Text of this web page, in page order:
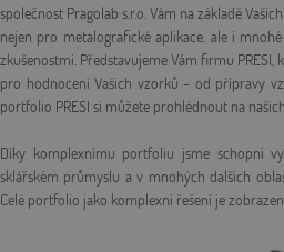
společnost Pragolab s.r.o. Vám na základě
nejen pro metalografické aplikace, ale i
zkušenostmi. Představujeme Vám firmu
pro hodnocení Vašich vzorků - od přípravy
portfolio PRESI si můžete prohlédnout na
Díky komplexnímu portfoliu jsme schopni
sklářském průmyslu a v mnohých dalších
Celé portfolio jako komplexní řešení je